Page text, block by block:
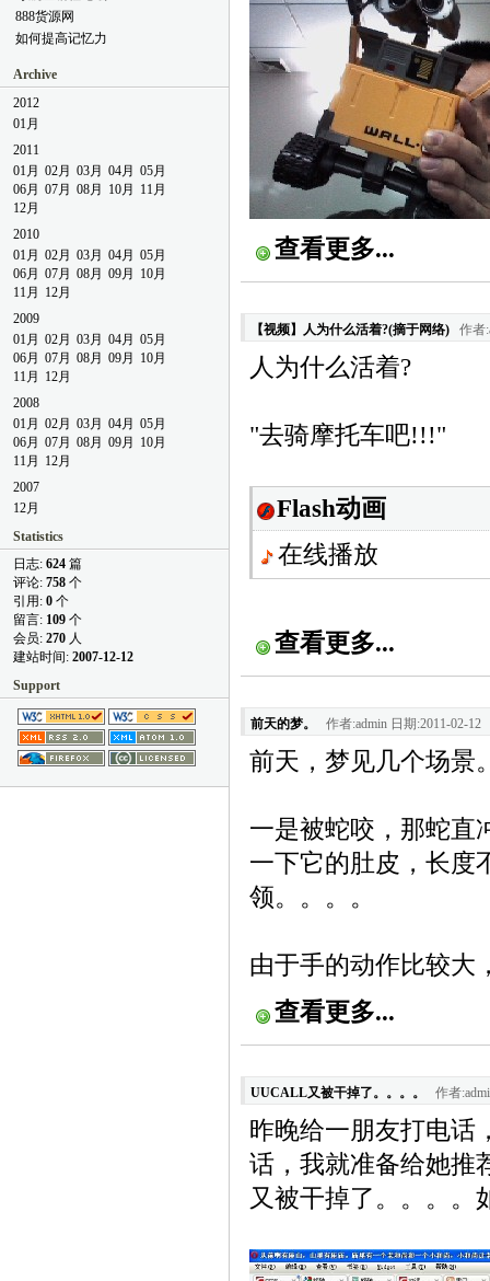
查看更多...
【视频】人为什么活着?(摘于网络) 作者
人为什么活着?
"去骑摩托车吧!!!"
Flash动画
在线播放
查看更多...
前天的梦。 作者:admin 日期:2011-02-12
前天，梦见几个场景
一是被蛇咬，那蛇直
一下它的肚皮，长度
领。。。。
由于手的动作比较大
查看更多...
UUCALL又被干掉了。。。。 作者
昨晚给一朋友打电话
话，我就准备给她推
又被干掉了。。。。
888货源网
如何提高记忆力
Archive
2012
01月
2011
01月 02月 03月 04月 05月
06月 07月 08月 10月
11月
12月
2010
01月 02月 03月 04月 05月
06月 07月 08月 09月
10月
11月
12月
2009
01月 02月 03月 04月 05月
06月 07月 08月 09月
10月
11月
12月
2008
01月 02月 03月 04月 05月
06月 07月 08月 09月
10月
11月
12月
2007
12月
Statistics
日志: 624 篇
评论: 758 个
引用: 0 个
留言: 109 个
会员: 270 人
建站时间: 2007-12-12
Support